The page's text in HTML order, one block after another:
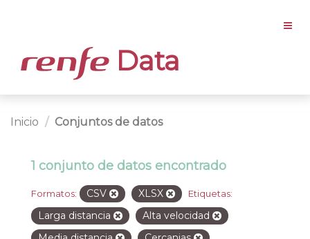
Data
Inicio Conjuntos de datos
1 conjunto de datos encontrado
Formatos: CSV XLSX Etiquetas:
Larga distancia
Alta velocidad